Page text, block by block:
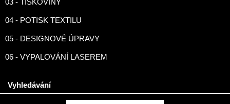
03 - TISKOVINY
04 - POTISK TEXTILU
05 - DESIGNOVÉ ÚPRAVY
06 - VYPALOVÁNÍ LASEREM
Vyhledávání